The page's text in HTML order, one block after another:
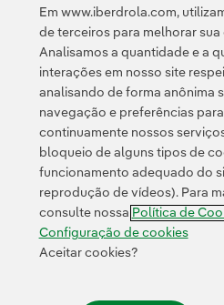
Contato Clientes Política de
Transparência no uso da IA Política de
Acessibilidade
© 2026 Iberdrola,
Em www.iberdrola.com,
de terceiros para melhorar sua
Analisamos a quantidade e a
interações em nosso site
analisando de forma anônima
navegação e preferências
continuamente nossos
bloqueio de alguns tipos de
funcionamento adequado do
reprodução de vídeos). Para
consulte nossa Política de
Configuração de cookies
Aceitar cookies?